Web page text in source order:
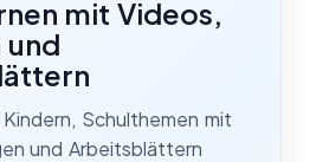
mit Videos,
und
Schulthemen mit
und Arbeitsblättern